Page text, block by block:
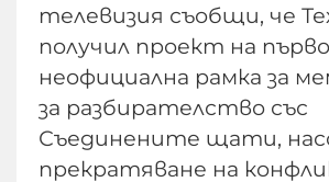
телевизия съобщи, че
получил проект на
неофициална рамка за
за разбирателство със
Съединените щати,
прекратяване на